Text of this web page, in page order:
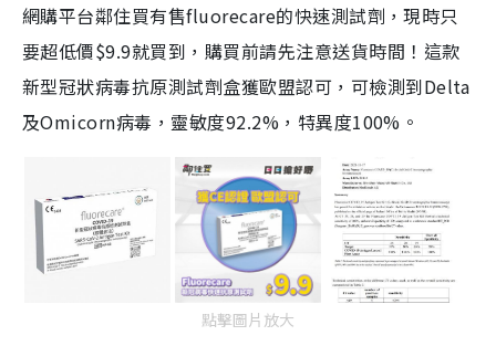
網購平台鄰住買有售fluorecare的快速測試劑，現時只
要超低價$9.9就買到，購買前請先注意送貨時間！這款
新型冠狀病毒抗原測試劑盒獲歐盟認可，可檢測到Delta
及Omicorn病毒，靈敏度92.2%，特異度100%。
點擊圖片放大